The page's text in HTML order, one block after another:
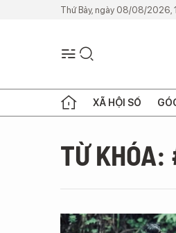
Thứ Bảy, ngày 08/08/2026,
XÃ HỘI SỐ
TỪ